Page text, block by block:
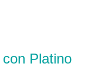
Platino